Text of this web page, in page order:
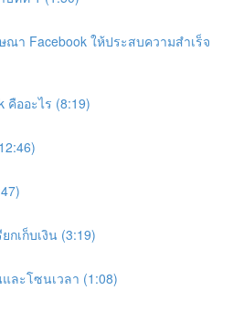
ณา Facebook ให้ประสบความสำเร็จ
ออะไร (8:19)
กเก็บเงิน (3:19)
ละโซนเวลา (1:08)